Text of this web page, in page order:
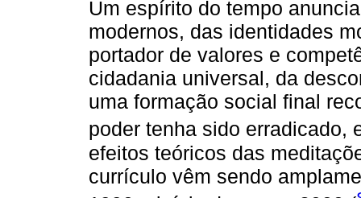
Um espírito do tempo
modernos, das identidades
portador de valores e
cidadania universal, da
uma formação social final
poder tenha sido erradicado,
efeitos teóricos das
currículo vêm sendo